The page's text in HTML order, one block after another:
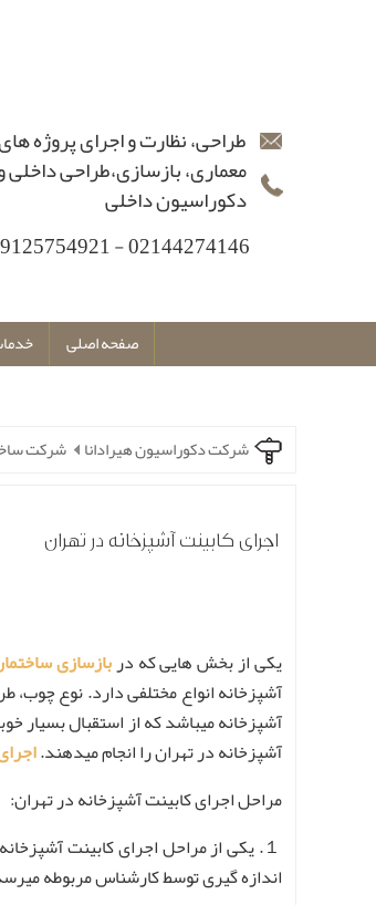
طراحی، نظارت و اجرای پروژه
معماری، بازسازی،طراحی داخلی
دکوراسیون داخلی
02144274146 - 09125754921
صفحه اصلی
شرکت دکوراسیون هیرادانا شرکت
اجرای کابینت آشپزخانه در تهران
یکی از بخش هایی که دربازسازی
آشپزخانه انواع مختلفی دارد. نوع
آشپزخانه میباشد که از استقبال بسیار
آشپزخانه در تهران را انجام میدهند.
مراحل اجرای کابینت آشپزخانه در تهران:
１. یکی از مراحل اجرای کابینت
اندازه گیری توسط کارشناس مربوطه